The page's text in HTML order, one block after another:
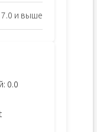
7.0 и выше
0.0